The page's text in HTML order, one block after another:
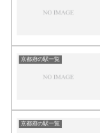
京都府の駅一覧
京都府の駅一覧